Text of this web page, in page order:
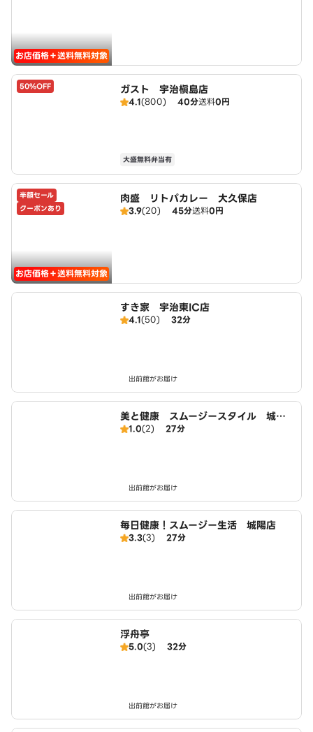
お店価格＋送料無料対象
50%OFF ガスト 宇治槇島店
4.1(800) 40分送料0円
大盛無料弁当有
半額セール
クーポンあり
お店価格＋送料無料対象
肉盛 リトパカレー 大久保店
3.9(20) 45分送料0円
すき家 宇治東IC店
4.1(50) 32分
出前館がお届け
美と健康 スムージースタイル 城陽
店1.0(2) 27分
出前館がお届け
毎日健康！スムージー生活 城陽店
3.3(3) 27分
出前館がお届け
浮舟亭
5.0(3) 32分
出前館がお届け